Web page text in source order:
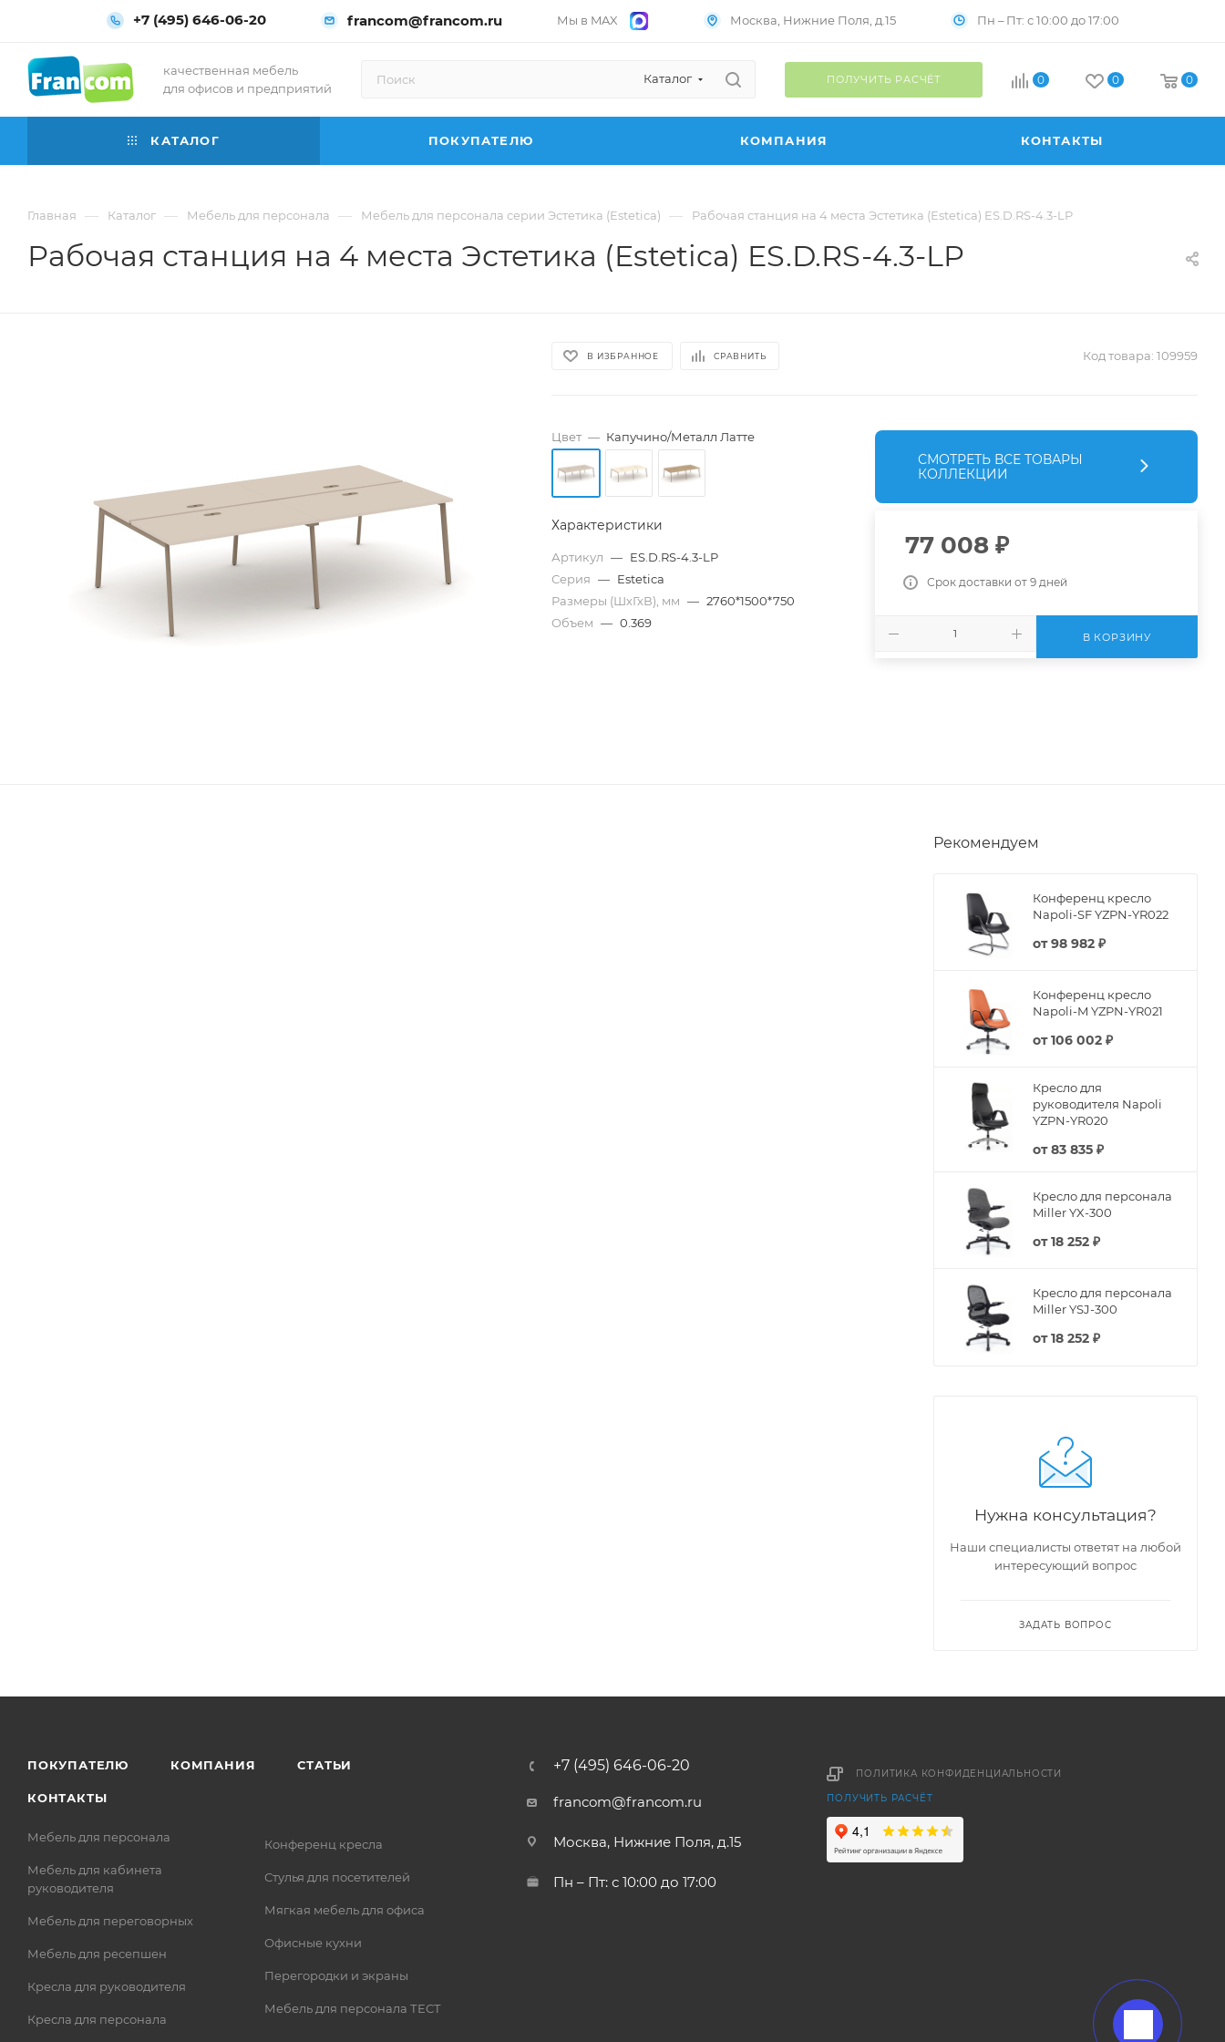
+7 (495) 646-06-20 francom@francom.ru Мы в MAX Москва, Нижние Поля, д.15 Пн – Пт: с 10:00 до 17:00
качественная мебель
для офисов и предприятий
Каталог ПОЛУЧИТЬ РАСЧЁТ 0 0 0
КАТАЛОГ ПОКУПАТЕЛЮ КОМПАНИЯ КОНТАКТЫ
Главная — Каталог — Мебель для персонала — Мебель для персонала серии Эстетика (Estetica) — Рабочая станция на 4 места Эстетика (Estetica) ES.D.RS-4.3-LP
Рабочая станция на 4 места Эстетика (Estetica) ES.D.RS-4.3-LP
В ИЗБРАННОЕ СРАВНИТЬ Код товара: 109959
Цвет — Капучино/Металл Латте
Характеристики
Артикул — ES.D.RS-4.3-LP
Серия — Estetica
Размеры (ШхГхВ), мм — 2760*1500*750
Объем — 0.369
СМОТРЕТЬ ВСЕ ТОВАРЫ
КОЛЛЕКЦИИ
77 008₽
Срок доставки от 9 дней
В КОРЗИНУ
Рекомендуем
Конференц кресло
Napoli-SF YZPN-YR022
от98 982 ₽
Конференц кресло
Napoli-M YZPN-YR021
от106 002 ₽
Кресло для
руководителя Napoli
YZPN-YR020
от83 835 ₽
Кресло для персонала
Miller YX-300
от18 252 ₽
Кресло для персонала
Miller YSJ-300
от18 252 ₽
Нужна консультация?
Наши специалисты ответят на любой
интересующий вопрос
ЗАДАТЬ ВОПРОС
ПОКУПАТЕЛЮ КОМПАНИЯ СТАТЬИ
КОНТАКТЫ
Мебель для персонала
Мебель для кабинета
руководителя
Мебель для переговорных
Мебель для ресепшен
Кресла для руководителя
Кресла для персонала
Конференц кресла
Стулья для посетителей
Мягкая мебель для офиса
Офисные кухни
Перегородки и экраны
Мебель для персонала ТЕСТ
+7 (495) 646-06-20
francom@francom.ru
Москва, Нижние Поля, д.15
Пн – Пт: с 10:00 до 17:00
ПОЛИТИКА КОНФИДЕНЦИАЛЬНОСТИ
ПОЛУЧИТЬ РАСЧЁТ